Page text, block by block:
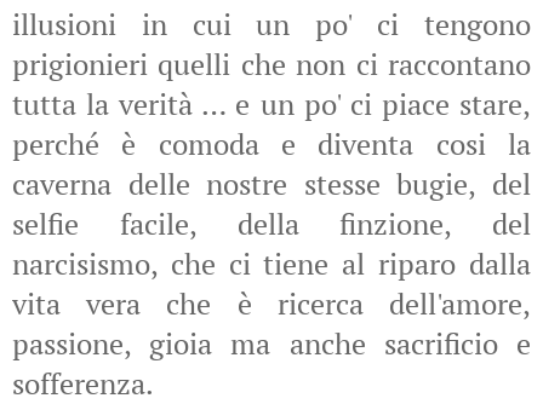
illusioni in cui un po' ci tengono
prigionieri quelli che non ci raccontano
tutta la verità … e un po' ci piace stare,
perché è comoda e diventa cosi la
caverna delle nostre stesse bugie, del
selfie facile, della finzione, del
narcisismo, che ci tiene al riparo dalla
vita vera che è ricerca dell'amore,
passione, gioia ma anche sacrificio e
sofferenza.